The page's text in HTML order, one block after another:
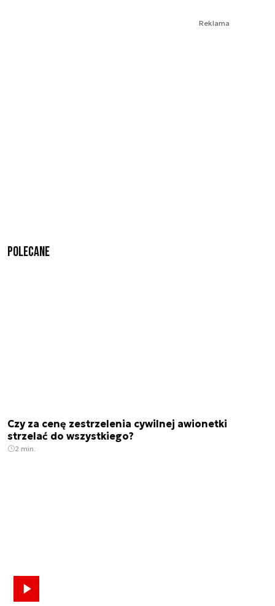
Reklama
Polecane
Czy za cenę zestrzelenia cywilnej awionetki
strzelać do wszystkiego?
2 min.